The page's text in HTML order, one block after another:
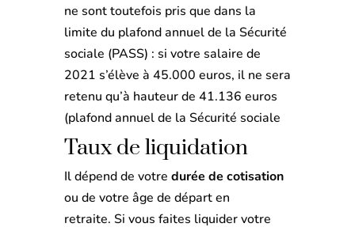
ne sont toutefois pris que dans la
limite du plafond annuel de la Sécurité
sociale (PASS) : si votre salaire de
2021 s’élève à 45.000 euros, il ne sera
retenu qu’à hauteur de 41.136 euros
(plafond annuel de la Sécurité sociale
Taux de liquidation
Il dépend de votre durée de cotisation
ou de votre âge de départ en
retraite. Si vous faites liquider votre